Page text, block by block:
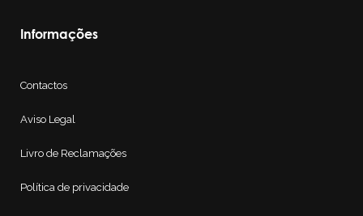
Informações
Contactos
Aviso Legal
Livro de Reclamações
Política de privacidade